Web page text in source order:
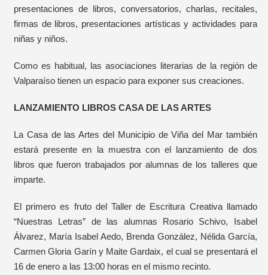
presentaciones de libros, conversatorios, charlas, recitales,
firmas de libros, presentaciones artísticas y actividades para
niñas y niños.
Como es habitual, las asociaciones literarias de la región de
Valparaíso tienen un espacio para exponer sus creaciones.
LANZAMIENTO LIBROS CASA DE LAS ARTES
La Casa de las Artes del Municipio de Viña del Mar también
estará presente en la muestra con el lanzamiento de dos
libros que fueron trabajados por alumnas de los talleres que
imparte.
El primero es fruto del Taller de Escritura Creativa llamado
“Nuestras Letras” de las alumnas Rosario Schivo, Isabel
Álvarez, María Isabel Aedo, Brenda González, Nélida García,
Carmen Gloria Garín y Maite Gardaix, el cual se presentará el
16 de enero a las 13:00 horas en el mismo recinto.